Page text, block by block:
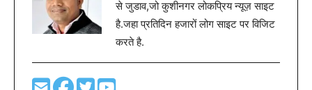
से जुडाव,जो कुशीनगर लोकप्रिय न्यूज़ साइट
है.जहा प्रतिदिन हजारों लोग साइट पर विजिट
करते है.